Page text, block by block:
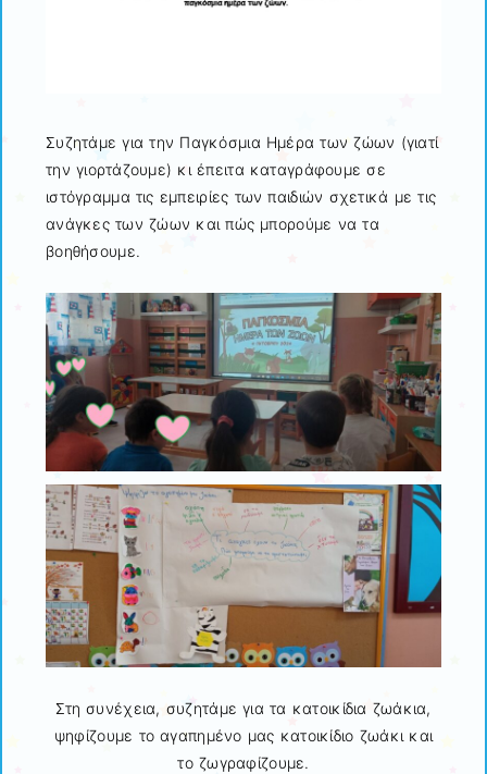
Συζητάμε για την Παγκόσμια Ημέρα των ζώων (γιατί
την γιορτάζουμε) κι έπειτα καταγράφουμε σε
ιστόγραμμα τις εμπειρίες των παιδιών σχετικά με τις
ανάγκες των ζώων και πώς μπορούμε να τα
βοηθήσουμε.
Στη συνέχεια, συζητάμε για τα κατοικίδια ζωάκια,
ψηφίζουμε το αγαπημένο μας κατοικίδιο ζωάκι και
το ζωγραφίζουμε.